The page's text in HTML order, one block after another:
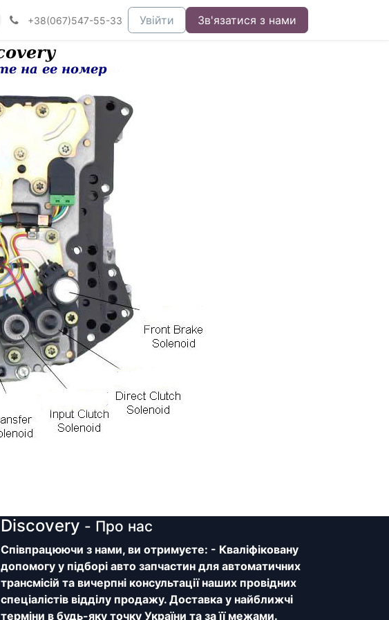
+38(067)547-55-33 Увійти Зв'язатися з нами
Discovery - Про нас
Співпрацюючи з нами, ви отримуєте: - Кваліфіковану
допомогу у підборі авто запчастин для автоматичних
трансмісій та вичерпні консультації наших провідних
спеціалістів відділу продажу. Доставка у найближчі
терміни в будь-яку точку України та за її межами.